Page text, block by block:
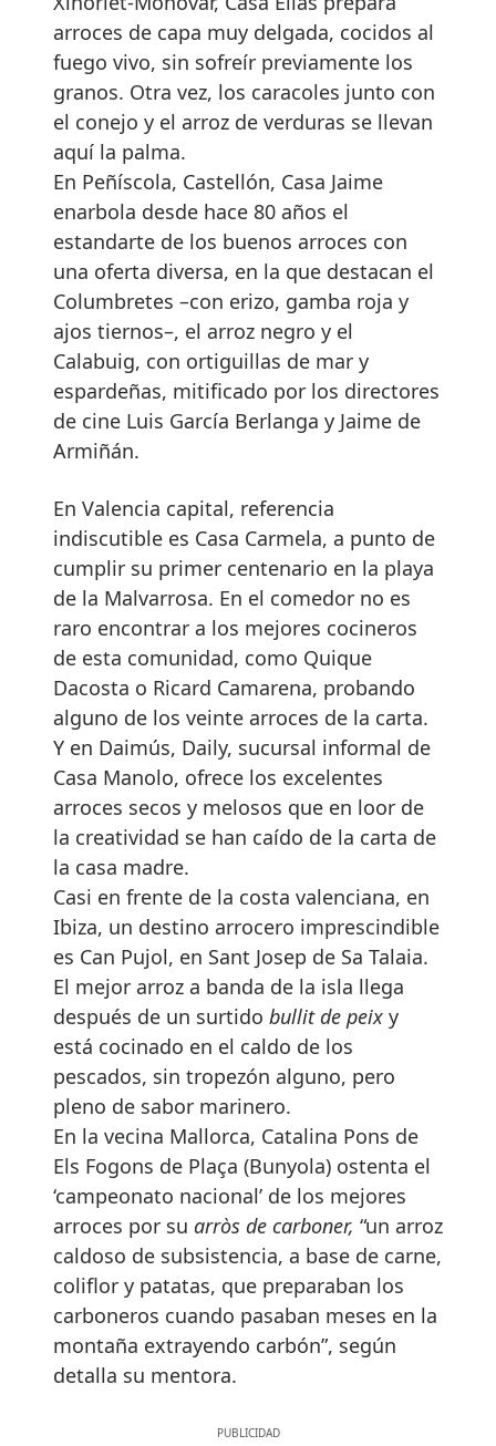
arroces de capa muy delgada, cocidos al
fuego vivo, sin sofreír previamente los
granos. Otra vez, los caracoles junto con
el conejo y el arroz de verduras se llevan
aquí la palma.
En Peñíscola, Castellón, Casa Jaime
enarbola desde hace 80 años el
estandarte de los buenos arroces con
una oferta diversa, en la que destacan el
Columbretes –con erizo, gamba roja y
ajos tiernos–, el arroz negro y el
Calabuig, con ortiguillas de mar y
espardeñas, mitificado por los directores
de cine Luis García Berlanga y Jaime de
Armiñán.
En Valencia capital, referencia
indiscutible es Casa Carmela, a punto de
cumplir su primer centenario en la playa
de la Malvarrosa. En el comedor no es
raro encontrar a los mejores cocineros
de esta comunidad, como Quique
Dacosta o Ricard Camarena, probando
alguno de los veinte arroces de la carta.
Y en Daimús, Daily, sucursal informal de
Casa Manolo, ofrece los excelentes
arroces secos y melosos que en loor de
la creatividad se han caído de la carta de
la casa madre.
Casi en frente de la costa valenciana, en
Ibiza, un destino arrocero imprescindible
es Can Pujol, en Sant Josep de Sa Talaia.
El mejor arroz a banda de la isla llega
después de un surtido bullit de peix y
está cocinado en el caldo de los
pescados, sin tropezón alguno, pero
pleno de sabor marinero.
En la vecina Mallorca, Catalina Pons de
Els Fogons de Plaça (Bunyola) ostenta el
‘campeonato nacional’ de los mejores
arroces por su arròs de carboner, “un arroz
caldoso de subsistencia, a base de carne,
coliflor y patatas, que preparaban los
carboneros cuando pasaban meses en la
montaña extrayendo carbón”, según
detalla su mentora.